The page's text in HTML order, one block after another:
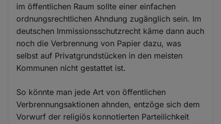
im öffentlichen Raum sollte einer einfachen
ordnungsrechtlichen Ahndung zugänglich sein. Im
deutschen Immissionsschutzrecht käme dann auch
noch die Verbrennung von Papier dazu, was
selbst auf Privatgrundstücken in den meisten
Kommunen nicht gestattet ist.
So könnte man jede Art von öffentlichen
Verbrennungsaktionen ahnden, entzöge sich dem
Vorwurf der religiös konnotierten Parteilichkeit